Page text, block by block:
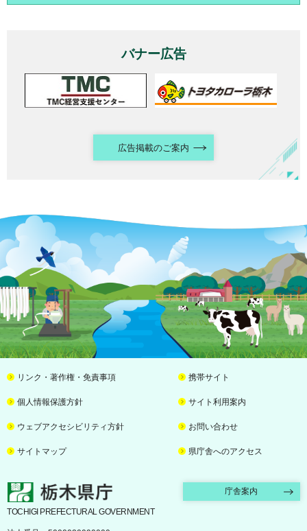
バナー広告
広告掲載のご案内
リンク・著作権・免責事項 携帯サイト
個人情報保護方針 サイト利用案内
ウェブアクセシビリティ方針 お問い合わせ
サイトマップ 県庁舎へのアクセス
栃木県庁 庁舎案内
TOCHIGI PREFECTURAL GOVERNMENT